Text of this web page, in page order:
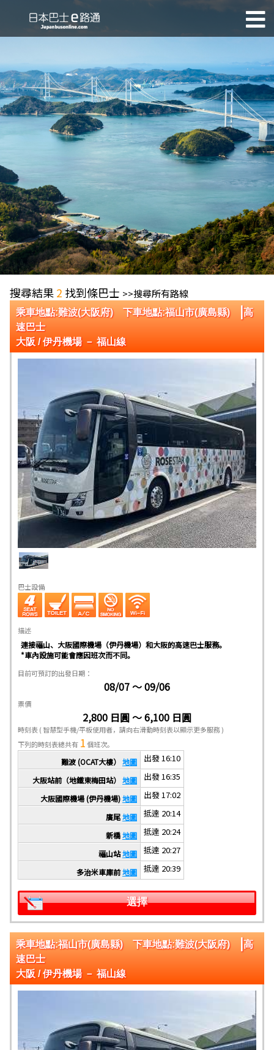
搜尋結果2 找到條巴士 >>搜尋所有路線
乘車地點:難波(大阪府) 下車地點:福山市(廣島縣) |高
速巴士
大阪 / 伊丹機場 － 福山線
巴士設備
描述
連接福山、大阪國際機場（伊丹機場）和大阪的高速巴士服務。
*車內設施可能會應因班次而不同。
目前可預訂的出發日期：
08/07 ～ 09/06
票價
2,800 日圓 ～ 6,100 日圓
時刻表( 智慧型手機/平板使用者，請向右滑動時刻表以顯示更多服務 )
下列的時刻表總共有 1個班次。
難波 (OCAT大樓） 地圖 出發 16:10
大阪站前（地鐵東梅田站） 地圖 出發 16:35
大阪國際機場 (伊丹機場)地圖 出發 17:02
廣尾地圖 抵達 20:14
新橋地圖 抵達 20:24
福山站地圖 抵達 20:27
多治米車庫前地圖 抵達 20:39
選擇
乘車地點:福山市(廣島縣) 下車地點:難波(大阪府) |高
速巴士
大阪 / 伊丹機場 － 福山線